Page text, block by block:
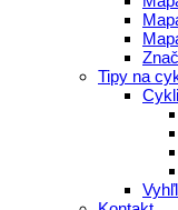
Tipy na